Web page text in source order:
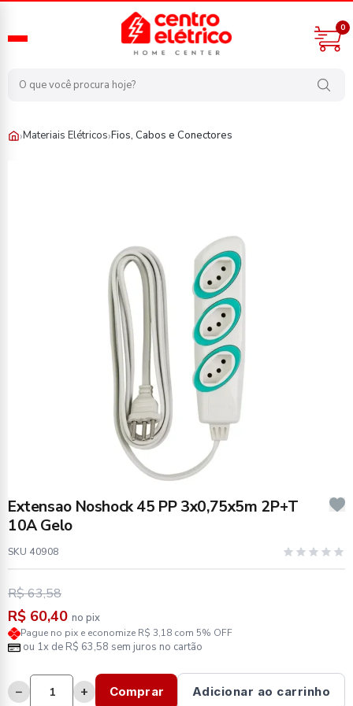
0
›Materiais Elétricos›Fios, Cabos e Conectores
Extensao Noshock 45 PP 3x0,75x5m 2P+T
10A Gelo
SKU 40908
R$ 63,58
R$ 60,40 no pix
Pague no pix e economize R$ 3,18 com 5% OFF
ou 1x de R$ 63,58 sem juros no cartão
− + Comprar Adicionar ao carrinho